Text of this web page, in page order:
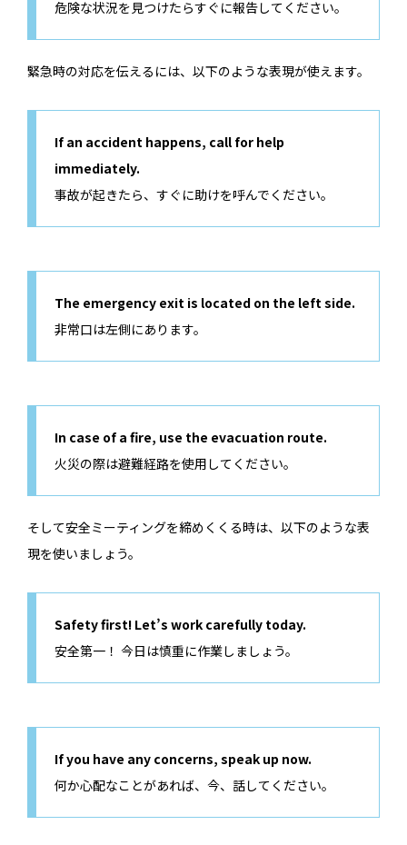
危険な状況を見つけたらすぐに報告してください。
緊急時の対応を伝えるには、以下のような表現が使えます。
If an accident happens, call for help
immediately.
事故が起きたら、すぐに助けを呼んでください。
The emergency exit is located on the left side.
非常口は左側にあります。
In case of a fire, use the evacuation route.
火災の際は避難経路を使用してください。
そして安全ミーティングを締めくくる時は、以下のような表
現を使いましょう。
Safety first! Let’s work carefully today.
安全第一！ 今日は慎重に作業しましょう。
If you have any concerns, speak up now.
何か心配なことがあれば、今、話してください。